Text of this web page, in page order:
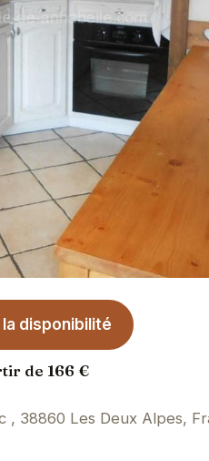
la disponibilité
de 166 €
, 38860 Les Deux Alpes,